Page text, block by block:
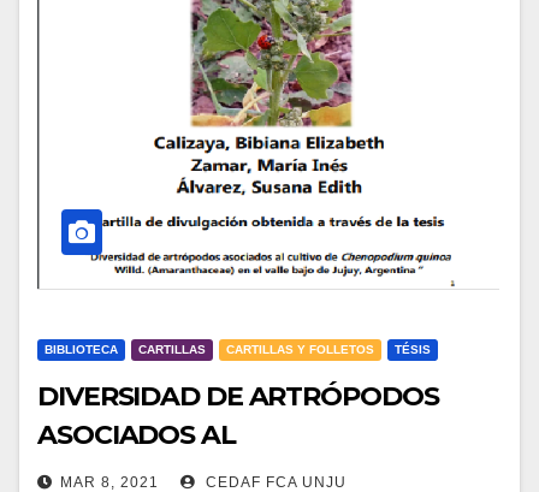
BIBLIOTECA CARTILLAS CARTILLAS Y FOLLETOS TÉSIS
DIVERSIDAD DE ARTRÓPODOS
ASOCIADOS AL
CULTIVO DE Chenopodium quinoa
MAR 8, 2021 CEDAF FCA UNJU